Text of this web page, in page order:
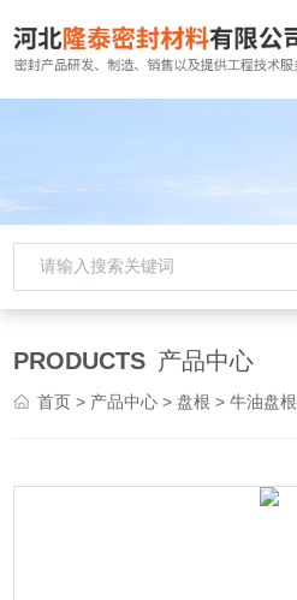
PRODUCTS 产品中心
首页 > 产品中心 > 盘根 >牛油盘根